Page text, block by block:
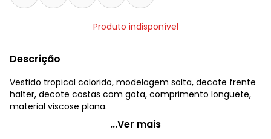
Produto indisponível
Descrição
Vestido tropical colorido, modelagem solta, decote frente
halter, decote costas com gota, comprimento longuete,
material viscose plana.
Quintess - Vestido Tropical Colorido em Viscose Plana
...Ver mais